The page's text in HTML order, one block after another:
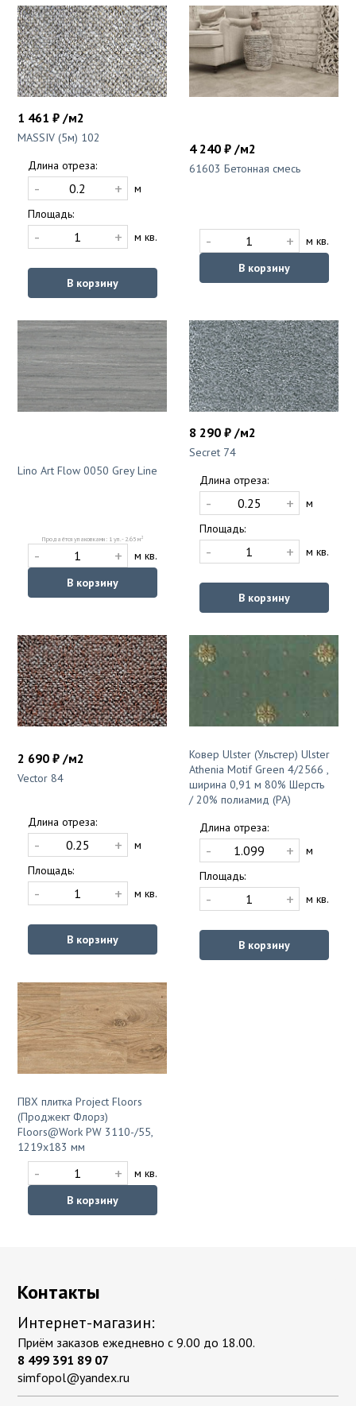
1 461 ₽ /м2
MASSIV (5м) 102
Длина отреза:
- +
м
Площадь:
- + м кв.
В корзину
4 240 ₽ /м2
61603 Бетонная смесь
- +
м кв.
В корзину
Lino Art Flow 0050 Grey Line
Продаётся упаковками: 1 уп. - 2.65 м2
- +
м кв.
В корзину
8 290 ₽ /м2
Secret 74
Длина отреза:
- +
м
Площадь:
- + м кв.
В корзину
2 690 ₽ /м2
Vector 84
Длина отреза:
- +
м
Площадь:
- + м кв.
В корзину
Ковер Ulster (Ульстер) Ulster
Athenia Motif Green 4/2566 ,
ширина 0,91 м 80% Шерсть
/ 20% полиамид (PA)
Длина отреза:
- +
м
Площадь:
- + м кв.
В корзину
ПВХ плитка Project Floors
(Проджект Флорз)
Floors@Work PW 3110-/55,
1219x183 мм
- +
м кв.
В корзину
Контакты
Интернет-магазин:
Приём заказов ежедневно с 9.00 до 18.00.
8 499 391 89 07
simfopol@yandex.ru